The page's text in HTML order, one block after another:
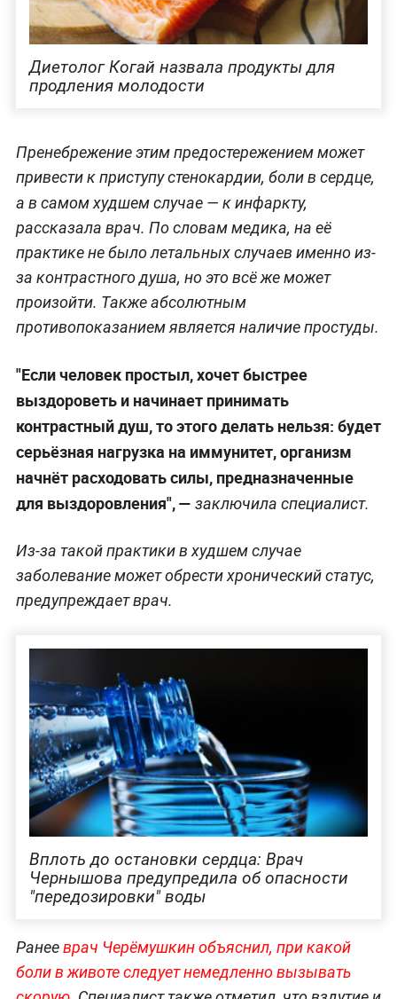
Диетолог Когай назвала продукты для
продления молодости
Пренебрежение этим предостережением может
привести к приступу стенокардии, боли в сердце,
а в самом худшем случае — к инфаркту,
рассказала врач. По словам медика, на её
практике не было летальных случаев именно из-
за контрастного душа, но это всё же может
произойти. Также абсолютным
противопоказанием является наличие простуды.
"Если человек простыл, хочет быстрее
выздороветь и начинает принимать
контрастный душ, то этого делать нельзя: будет
серьёзная нагрузка на иммунитет, организм
начнёт расходовать силы, предназначенные
для выздоровления", — заключила специалист.
Из-за такой практики в худшем случае
заболевание может обрести хронический статус,
предупреждает врач.
Вплоть до остановки сердца: Врач
Чернышова предупредила об опасности
"передозировки" воды
Ранееврач Черёмушкин объяснил, при какой
боли в животе следует немедленно вызывать